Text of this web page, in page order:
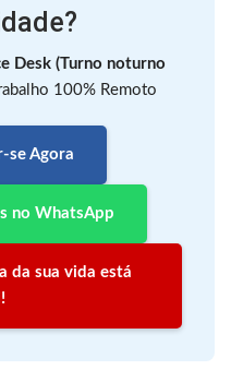
Desk (Turno noturno
100% Remoto
se Agora
no WhatsApp
da sua vida está